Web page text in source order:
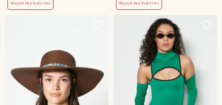
Büyük Yaz İndirimi Büyük Yaz İndirimi